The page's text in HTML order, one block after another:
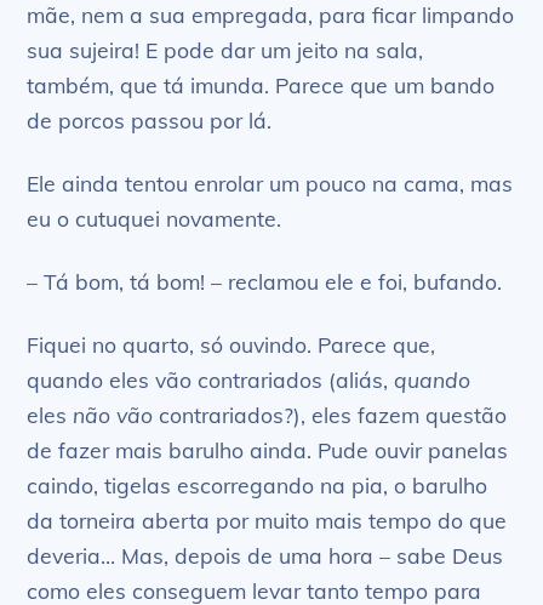
mãe, nem a sua empregada, para ficar limpando
sua sujeira! E pode dar um jeito na sala,
também, que tá imunda. Parece que um bando
de porcos passou por lá.
Ele ainda tentou enrolar um pouco na cama, mas
eu o cutuquei novamente.
– Tá bom, tá bom! – reclamou ele e foi, bufando.
Fiquei no quarto, só ouvindo. Parece que,
quando eles vão contrariados (aliás,quando
eles não vão contrariados?), eles fazem questão
de fazer mais barulho ainda. Pude ouvir panelas
caindo, tigelas escorregando na pia, o barulho
da torneira aberta por muito mais tempo do que
deveria… Mas, depois de uma hora – sabe Deus
como eles conseguem levar tanto tempo para